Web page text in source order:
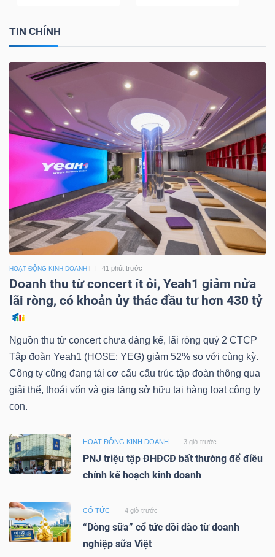
TIN CHÍNH
HOẠT ĐỘNG KINH DOANH 41 phút trước
Doanh thu từ concert ít ỏi, Yeah1 giảm nửa
lãi ròng, có khoản ủy thác đầu tư hơn 430 tỷ
Nguồn thu từ concert chưa đáng kể, lãi ròng quý 2 CTCP
Tập đoàn Yeah1 (HOSE: YEG) giảm 52% so với cùng kỳ.
Công ty cũng đang tái cơ cấu cấu trúc tập đoàn thông qua
giải thể, thoái vốn và gia tăng sở hữu tại hàng loạt công ty
con.
HOẠT ĐỘNG KINH DOANH 3 giờ trước
PNJ triệu tập ĐHĐCĐ bất thường để điều
chỉnh kế hoạch kinh doanh
CỔ TỨC 4 giờ trước
“Dòng sữa” cổ tức dồi dào từ doanh
nghiệp sữa Việt